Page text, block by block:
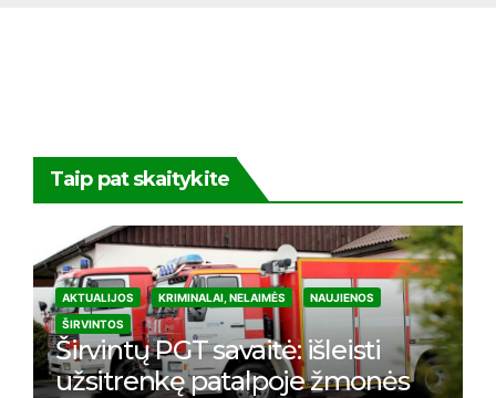
Taip pat skaitykite
AKTUALIJOS KRIMINALAI, NELAIMĖS
NAUJIENOS
ŠIRVINTOS
Širvintų PGT savaitė: išleisti
užsitrenkę patalpoje žmonės